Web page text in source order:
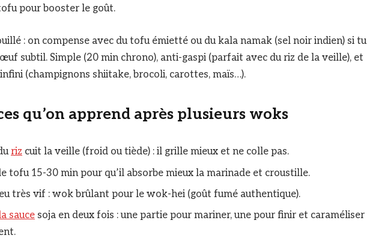
pour booster le goût.
: on compense avec du tofu émietté ou du kala namak (sel noir indien) si tu
subtil. Simple (20 min chrono), anti-gaspi (parfait avec du riz de la veille), et
(champignons shiitake, brocoli, carottes, maïs…).
qu’on apprend après plusieurs woks
riz cuit la veille (froid ou tiède) : il grille mieux et ne colle pas.
tofu 15-30 min pour qu’il absorbe mieux la marinade et croustille.
très vif : wok brûlant pour le wok-hei (goût fumé authentique).
sauce soja en deux fois : une partie pour mariner, une pour finir et caraméliser